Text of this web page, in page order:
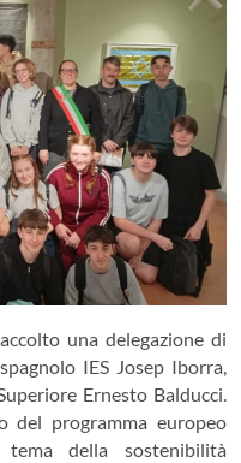
una delegazione di
IES Josep Iborra,
Ernesto Balducci.
del programma europeo
della sostenibilità